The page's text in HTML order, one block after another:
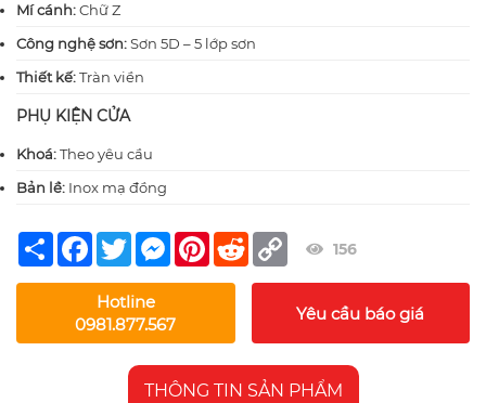
Mí cánh:Chữ Z
Công nghệ sơn:Sơn 5D – 5 lớp sơn
Thiết kế:Tràn viền
PHỤ KIỆN CỬA
Khoá:Theo yêu cầu
Bản lề: Inox mạ đồng
Share Facebook
TwitterMessengerPinterest
Reddit Copy
Link
156
Hotline
0981.877.567
Yêu cầu báo giá
THÔNG TIN SẢN PHẨM